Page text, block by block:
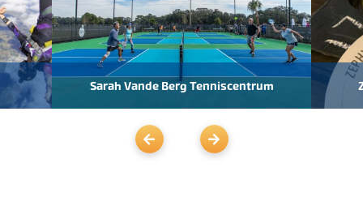
Sarah Vande Berg Tenniscentrum